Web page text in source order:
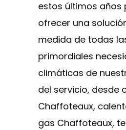
estos últimos años
ofrecer una
medida de todas
primordiales
climáticas de
del servicio, desde
Chaffoteaux,
gas Chaffoteaux,